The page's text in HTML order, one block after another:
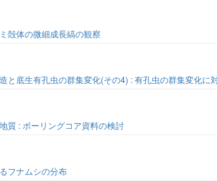
殻体の微細成長縞の観察
と底生有孔虫の群集変化(その4) : 有孔虫の群集変化
質 : ボーリングコア資料の検討
フナムシの分布